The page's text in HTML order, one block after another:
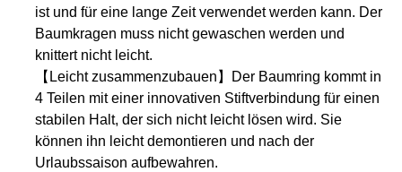
ist und für eine lange Zeit verwendet werden kann. Der
Baumkragen muss nicht gewaschen werden und
knittert nicht leicht.
【Leicht zusammenzubauen】Der Baumring kommt in
4 Teilen mit einer innovativen Stiftverbindung für einen
stabilen Halt, der sich nicht leicht lösen wird. Sie
können ihn leicht demontieren und nach der
Urlaubssaison aufbewahren.